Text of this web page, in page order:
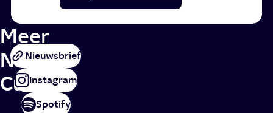
Meer
NPO
Cultuur
Nieuwsbrief
Instagram
Spotify